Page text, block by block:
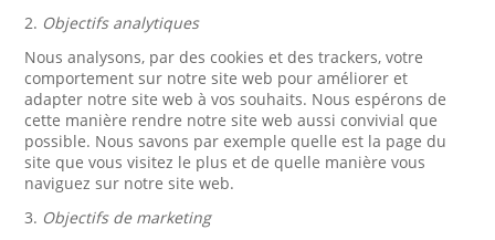
2. Objectifs analytiques
Nous analysons, par des cookies et des trackers, votre
comportement sur notre site web pour améliorer et
adapter notre site web à vos souhaits. Nous espérons de
cette manière rendre notre site web aussi convivial que
possible. Nous savons par exemple quelle est la page du
site que vous visitez le plus et de quelle manière vous
naviguez sur notre site web.
3. Objectifs de marketing